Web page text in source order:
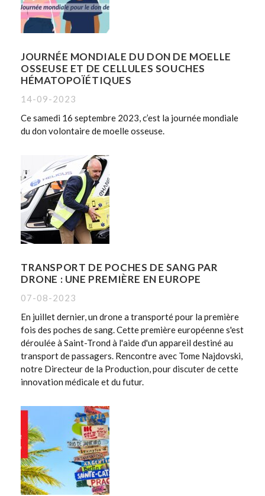
JOURNÉE MONDIALE DU DON DE MOELLE
OSSEUSE ET DE CELLULES SOUCHES
HÉMATOPOÏÉTIQUES
14-09-2023
Ce samedi 16 septembre 2023, c’est la journée mondiale
du don volontaire de moelle osseuse.
TRANSPORT DE POCHES DE SANG PAR
DRONE : UNE PREMIÈRE EN EUROPE
07-08-2023
En juillet dernier, un drone a transporté pour la première
fois des poches de sang. Cette première européenne s'est
déroulée à Saint-Trond à l'aide d'un appareil destiné au
transport de passagers. Rencontre avec Tome Najdovski,
notre Directeur de la Production, pour discuter de cette
innovation médicale et du futur.